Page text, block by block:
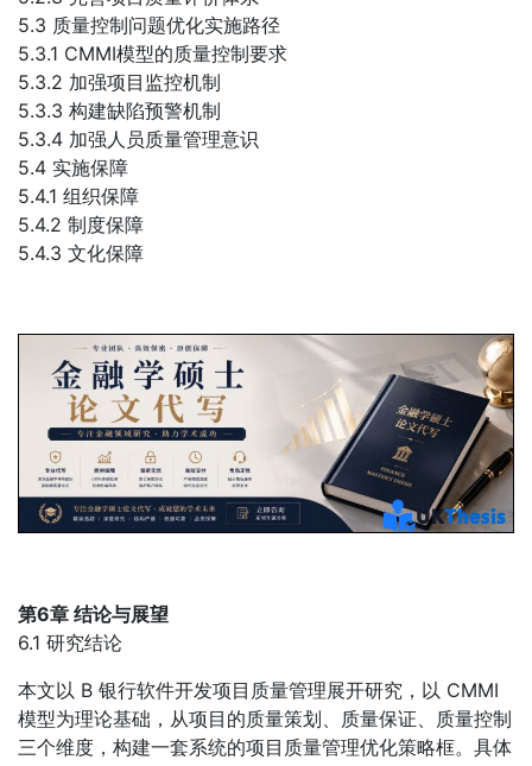
5.3 质量控制问题优化实施路径
5.3.1 CMMI模型的质量控制要求
5.3.2 加强项目监控机制
5.3.3 构建缺陷预警机制
5.3.4 加强人员质量管理意识
5.4 实施保障
5.4.1 组织保障
5.4.2 制度保障
5.4.3 文化保障
第6章 结论与展望
6.1 研究结论
本文以 B 银行软件开发项目质量管理展开研究，以 CMMI
模型为理论基础，从项目的质量策划、质量保证、质量控制
三个维度，构建一套系统的项目质量管理优化策略框。具体